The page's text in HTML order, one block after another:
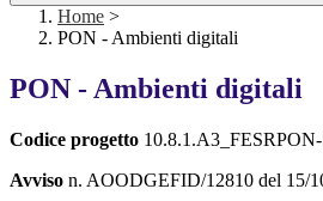
Home >
PON - Ambienti digitali
PON - Ambienti digitali
Codice progetto
Avviso n. AOODGEFID/12810 del 15/